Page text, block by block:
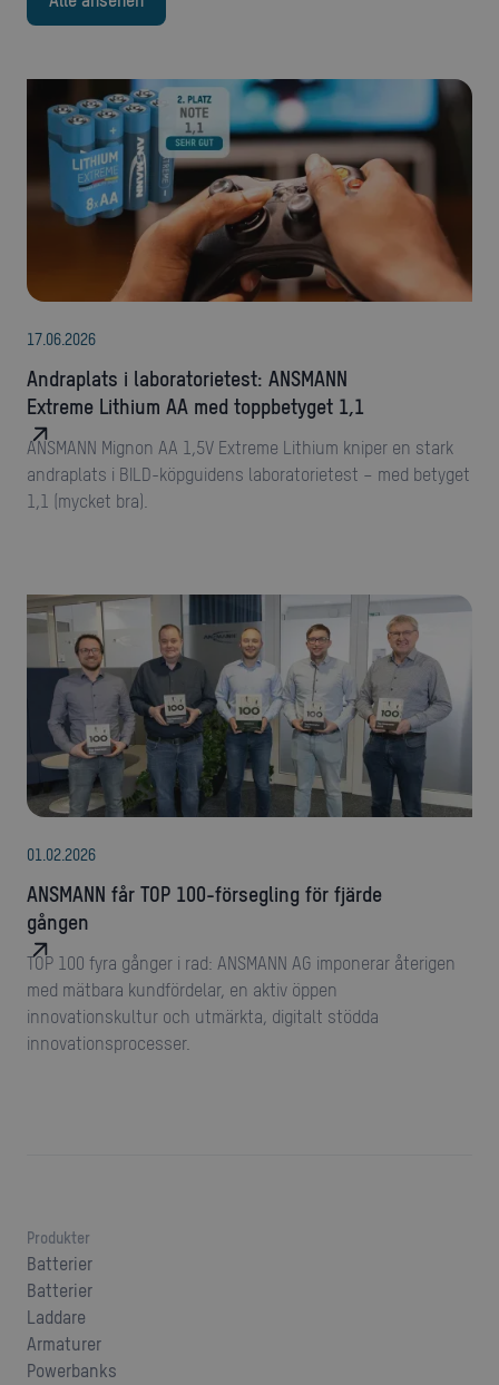
17 062026
Andraplats i laboratorietest: ANSMANN
Extreme Lithium AA med toppbetyget 1,1
ANSMANN Mignon AA 1,5V Extreme Lithium kniper en stark
andraplats i BILD-köpguidens laboratorietest – med betyget
1,1 (mycket bra).
01 022026
ANSMANN får TOP 100-försegling för fjärde
gången
TOP 100 fyra gånger i rad: ANSMANN AG imponerar återigen
med mätbara kundfördelar, en aktiv öppen
innovationskultur och utmärkta, digitalt stödda
innovationsprocesser.
Produkter
Batterier
Batterier
Laddare
Armaturer
Powerbanks